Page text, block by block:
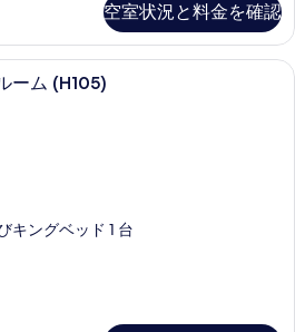
空室状況と料金を確認
コンドミニアム 2 ベッドルーム
ーム (H105)
キングベッド 1 台